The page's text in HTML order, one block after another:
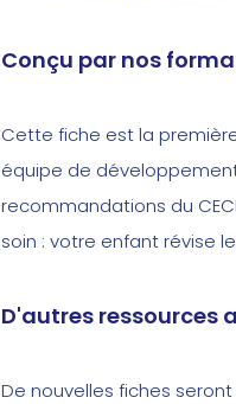
Conçu par nos
Cette fiche est la
équipe de
recommandations du
soin : votre enfant révise
D'autres ressources
De nouvelles fiches